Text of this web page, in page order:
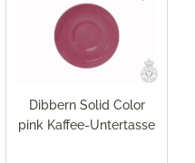
Dibbern Solid Color
pink Kaffee-Untertasse